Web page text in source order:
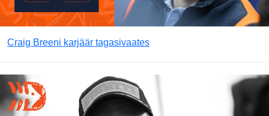
Craig Breeni karjäär tagasivaates